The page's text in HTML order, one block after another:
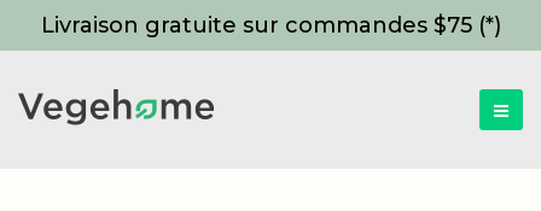
Livraison gratuite sur commandes $75 (*)